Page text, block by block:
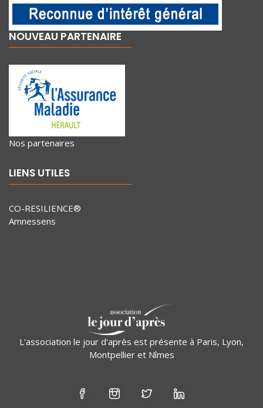
NOUVEAU PARTENAIRE
Nos partenaires
LIENS UTILES
CO-RESILIENCE®
Amnessens
L'association le jour d'après est présente à Paris, Lyon,
Montpellier et Nîmes